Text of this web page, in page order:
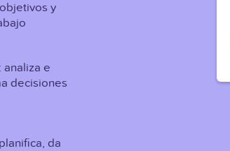
y
analiza e
decisiones
da